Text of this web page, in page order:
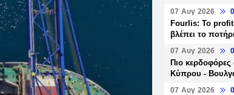
07 Αυγ 2026
Fourlis: Το profit
βλέπει το
07 Αυγ 2026
Πιο κερδοφόρες
Κύπρου -
07 Αυγ 2026